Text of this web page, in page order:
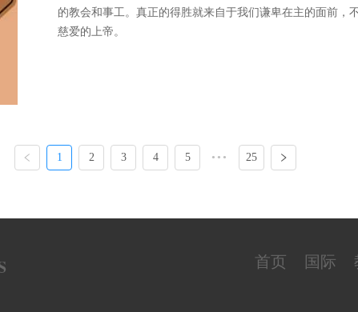
的教会和事工。真正的得胜就来自于我们谦卑在主的面前，
慈爱的上帝。
1 2 3 4 5 ••• 25
首页 国际